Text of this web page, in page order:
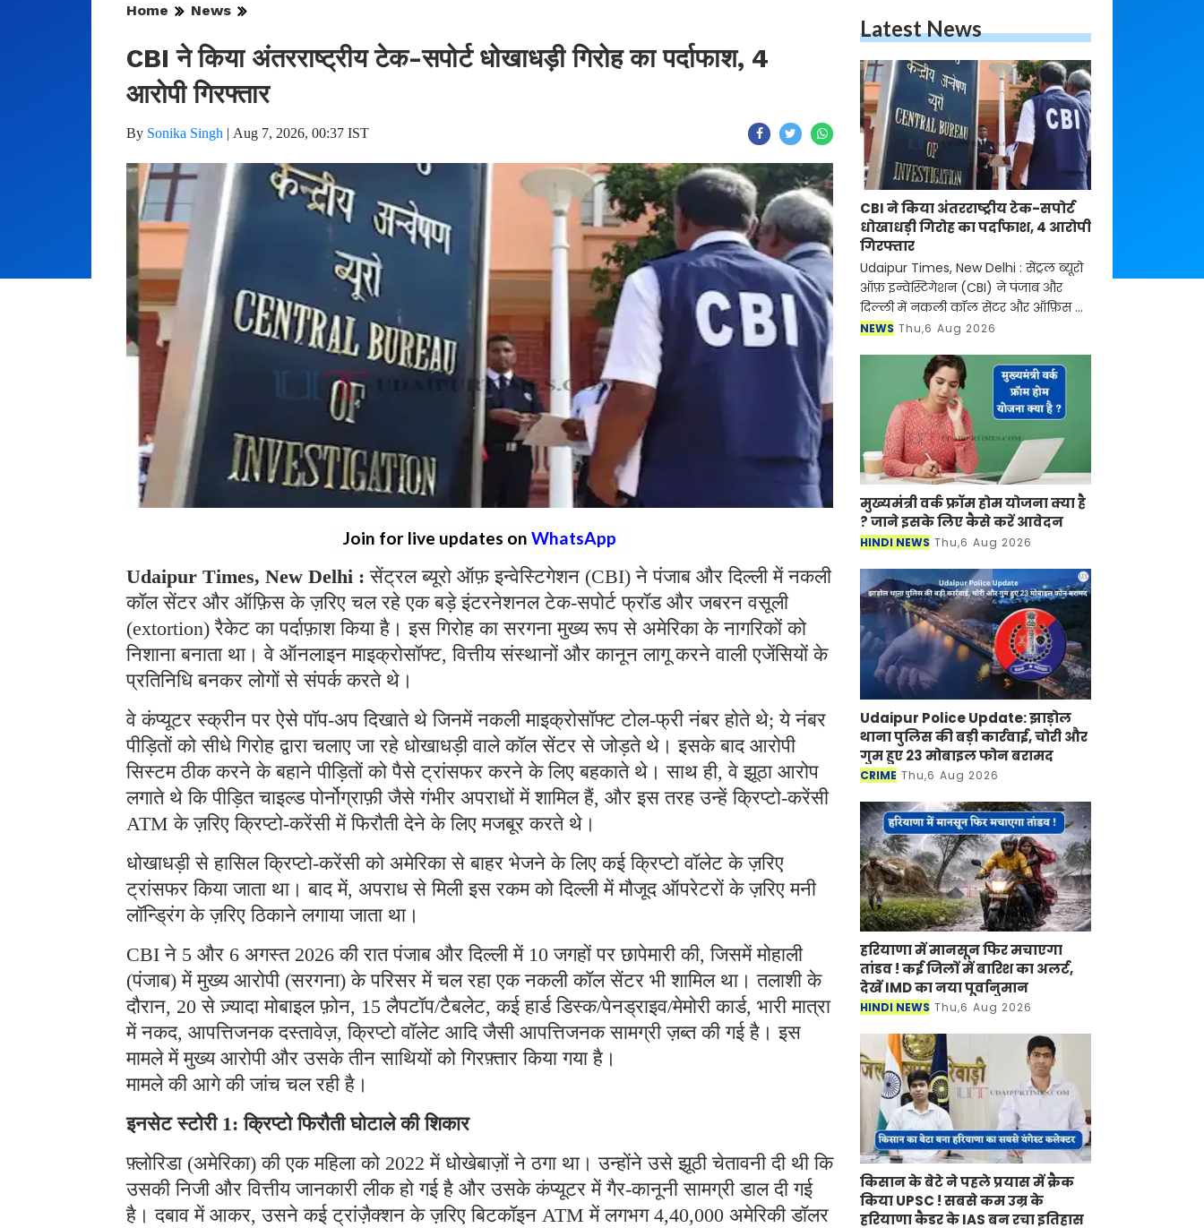
Home News
CBI ने किया अंतरराष्ट्रीय टेक-सपोर्ट धोखाधड़ी गिरोह का पर्दाफाश, 4
आरोपी गिरफ्तार
By Sonika Singh | Aug 7, 2026, 00:37 IST
Join for live updates on WhatsApp
Udaipur Times, New Delhi :सेंट्रल ब्यूरो ऑफ़ इन्वेस्टिगेशन (CBI) ने पंजाब और दिल्ली में नकली
कॉल सेंटर और ऑफ़िस के ज़रिए चल रहे एक बड़े इंटरनेशनल टेक-सपोर्ट फ्रॉड और जबरन वसूली
(extortion) रैकेट का पर्दाफ़ाश किया है। इस गिरोह का सरगना मुख्य रूप से अमेरिका के नागरिकों को
निशाना बनाता था। वे ऑनलाइन माइक्रोसॉफ्ट, वित्तीय संस्थानों और कानून लागू करने वाली एजेंसियों के
प्रतिनिधि बनकर लोगों से संपर्क करते थे।
वे कंप्यूटर स्क्रीन पर ऐसे पॉप-अप दिखाते थे जिनमें नकली माइक्रोसॉफ्ट टोल-फ्री नंबर होते थे; ये नंबर
पीड़ितों को सीधे गिरोह द्वारा चलाए जा रहे धोखाधड़ी वाले कॉल सेंटर से जोड़ते थे। इसके बाद आरोपी
सिस्टम ठीक करने के बहाने पीड़ितों को पैसे ट्रांसफर करने के लिए बहकाते थे। साथ ही, वे झूठा आरोप
लगाते थे कि पीड़ित चाइल्ड पोर्नोग्राफ़ी जैसे गंभीर अपराधों में शामिल हैं, और इस तरह उन्हें क्रिप्टो-करेंसी
ATM के ज़रिए क्रिप्टो-करेंसी में फिरौती देने के लिए मजबूर करते थे।
धोखाधड़ी से हासिल क्रिप्टो-करेंसी को अमेरिका से बाहर भेजने के लिए कई क्रिप्टो वॉलेट के ज़रिए
ट्रांसफर किया जाता था। बाद में, अपराध से मिली इस रकम को दिल्ली में मौजूद ऑपरेटरों के ज़रिए मनी
लॉन्ड्रिंग के ज़रिए ठिकाने लगाया जाता था।
CBI ने 5 और 6 अगस्त 2026 की रात पंजाब और दिल्ली में 10 जगहों पर छापेमारी की, जिसमें मोहाली
(पंजाब) में मुख्य आरोपी (सरगना) के परिसर में चल रहा एक नकली कॉल सेंटर भी शामिल था। तलाशी के
दौरान, 20 से ज़्यादा मोबाइल फ़ोन, 15 लैपटॉप/टैबलेट, कई हार्ड डिस्क/पेनड्राइव/मेमोरी कार्ड, भारी मात्रा
में नकद, आपत्तिजनक दस्तावेज़, क्रिप्टो वॉलेट आदि जैसी आपत्तिजनक सामग्री ज़ब्त की गई है। इस
मामले में मुख्य आरोपी और उसके तीन साथियों को गिरफ़्तार किया गया है।
मामले की आगे की जांच चल रही है।
इनसेट स्टोरी 1: क्रिप्टो फिरौती घोटाले की शिकार
फ़्लोरिडा (अमेरिका) की एक महिला को 2022 में धोखेबाज़ों ने ठगा था। उन्होंने उसे झूठी चेतावनी दी थी कि
उसकी निजी और वित्तीय जानकारी लीक हो गई है और उसके कंप्यूटर में गैर-कानूनी सामग्री डाल दी गई
है। दबाव में आकर, उसने कई ट्रांज़ैक्शन के ज़रिए बिटकॉइन ATM में लगभग 4,40,000 अमेरिकी डॉलर
Latest News
CBI ने किया अंतरराष्ट्रीय टेक-सपोर्ट
धोखाधड़ी गिरोह का पर्दाफाश, 4 आरोपी
गिरफ्तार
Udaipur Times, New Delhi : सेंट्रल ब्यूरो
ऑफ़ इन्वेस्टिगेशन (CBI) ने पंजाब और
दिल्ली में नकली कॉल सेंटर और ऑफ़िस के
ज़रिए चल रहे एक बड़े इंटरनेशनल टेक-
NEWS Thu,6 Aug 2026
मुख्यमंत्री वर्क फ्रॉम होम योजना क्या है
? जाने इसके लिए कैसे करें आवेदन
HINDI NEWS Thu,6 Aug 2026
Udaipur Police Update: झाड़ोल
थाना पुलिस की बड़ी कार्रवाई, चोरी और
गुम हुए 23 मोबाइल फोन बरामद
CRIME Thu,6 Aug 2026
हरियाणा में मानसून फिर मचाएगा
तांडव ! कई जिलों में बारिश का अलर्ट,
देखें IMD का नया पूर्वानुमान
HINDI NEWS Thu,6 Aug 2026
किसान के बेटे ने पहले प्रयास में क्रैक
किया UPSC ! सबसे कम उम्र के
हरियाणा कैडर के IAS बन रचा इतिहास